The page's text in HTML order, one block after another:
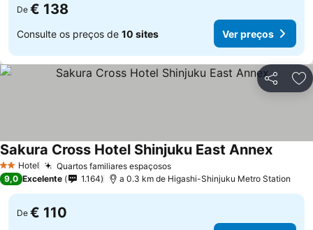
De € 138
Consulte os preços de 10 sites Ver preços
Partilhar
2 Estrelas
Hotel Quartos familiares espaçososVer preços
Sakura Cross Hotel Shinjuku East AnnexVer
9,0 Excelente 1.164 a 0.3 km de Higashi-Shinjuku Metro Station
De € 110